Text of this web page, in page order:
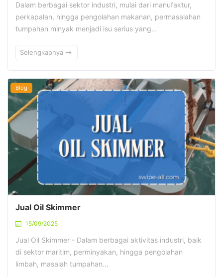
Dalam berbagai sektor industri, mulai dari manufaktur,
perkapalan, hingga pengolahan makanan, permasalahan
tumpahan minyak menjadi isu serius yang…
Selengkapnya
Blog
Jual Oil Skimmer
15/09/2025
Jual Oil Skimmer - Dalam berbagai aktivitas industri, baik
di sektor maritim, perminyakan, hingga pengolahan
limbah, masalah tumpahan…